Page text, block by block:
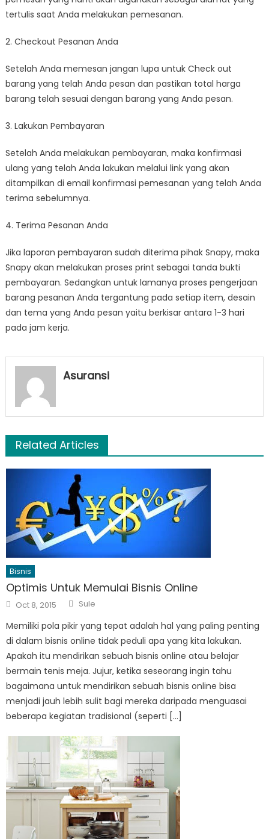
tertulis saat Anda melakukan pemesanan.
2. Checkout Pesanan Anda
Setelah Anda memesan jangan lupa untuk Check out
barang yang telah Anda pesan dan pastikan total harga
barang telah sesuai dengan barang yang Anda pesan.
3. Lakukan Pembayaran
Setelah Anda melakukan pembayaran, maka konfirmasi
ulang yang telah Anda lakukan melalui link yang akan
ditampilkan di email konfirmasi pemesanan yang telah Anda
terima sebelumnya.
4. Terima Pesanan Anda
Jika laporan pembayaran sudah diterima pihak Snapy, maka
Snapy akan melakukan proses print sebagai tanda bukti
pembayaran. Sedangkan untuk lamanya proses pengerjaan
barang pesanan Anda tergantung pada setiap item, desain
dan tema yang Anda pesan yaitu berkisar antara 1-3 hari
pada jam kerja.
Asuransi
Related Articles
Bisnis
Optimis Untuk Memulai Bisnis Online
Posted
on
Oct 8, 2015 Author
Sule
Memiliki pola pikir yang tepat adalah hal yang paling penting
di dalam bisnis online tidak peduli apa yang kita lakukan.
Apakah itu mendirikan sebuah bisnis online atau belajar
bermain tenis meja. Jujur, ketika seseorang ingin tahu
bagaimana untuk mendirikan sebuah bisnis online bisa
menjadi jauh lebih sulit bagi mereka daripada menguasai
beberapa kegiatan tradisional (seperti […]